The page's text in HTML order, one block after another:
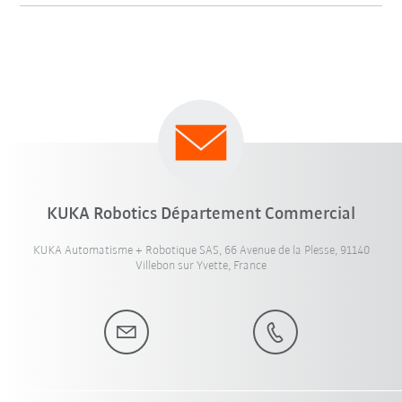
KUKA Robotics Département Commercial
KUKA Automatisme + Robotique SAS, 66 Avenue de la Plesse, 91140
Villebon sur Yvette, France